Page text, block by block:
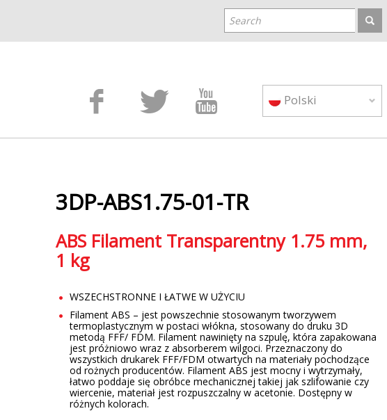
Polski
  
3DP-ABS1.75-01-TR
ABS Filament Transparentny 1.75 mm,
1 kg
WSZECHSTRONNE I ŁATWE W UŻYCIU
Filament ABS – jest powszechnie stosowanym tworzywem
termoplastycznym w postaci włókna, stosowany do druku 3D
metodą FFF/ FDM. Filament nawinięty na szpulę, która zapakowana
jest próżniowo wraz z absorberem wilgoci. Przeznaczony do
wszystkich drukarek FFF/FDM otwartych na materiały pochodzące
od rożnych producentów. Filament ABS jest mocny i wytrzymały,
łatwo poddaje się obróbce mechanicznej takiej jak szlifowanie czy
wiercenie, materiał jest rozpuszczalny w acetonie. Dostępny w
różnych kolorach.